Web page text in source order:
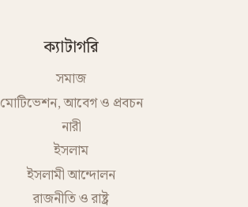
ক্যাটাগরি
সমাজ
মোটিভেশন, আবেগ ও প্রবচন
নারী
ইসলাম
ইসলামী আন্দোলন
রাজনীতি ও রাষ্ট্র